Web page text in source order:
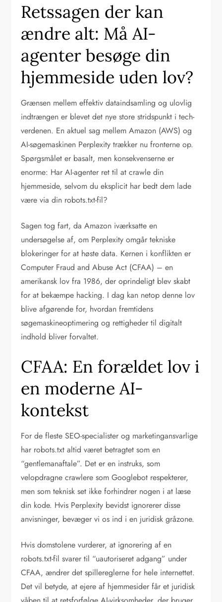
Retssagen der kan
ændre alt: Må AI-
agenter besøge din
hjemmeside uden lov?
Grænsen mellem effektiv dataindsamling og ulovlig
indtrængen er blevet det nye store stridspunkt i tech-
verdenen. En aktuel sag mellem Amazon (AWS) og
AI-søgemaskinen Perplexity trækker nu fronterne op.
Spørgsmålet er basalt, men konsekvenserne er
enorme: Har AI-agenter ret til at crawle din
hjemmeside, selvom du eksplicit har bedt dem lade
være via din robots.txt-fil?
Sagen tog fart, da Amazon iværksatte en
undersøgelse af, om Perplexity omgår tekniske
blokeringer for at høste data. Kernen i konflikten er
Computer Fraud and Abuse Act (CFAA) – en
amerikansk lov fra 1986, der oprindeligt blev skabt
for at bekæmpe hacking. I dag kan netop denne lov
blive afgørende for, hvordan fremtidens
søgemaskineoptimering og rettigheder til digitalt
indhold bliver forvaltet.
CFAA: En forældet lov i
en moderne AI-
kontekst
For de fleste SEO-specialister og marketingansvarlige
har robots.txt altid været betragtet som en
“gentlemanaftale”. Det er en instruks, som
velopdragne crawlere som Googlebot respekterer,
men som teknisk set ikke forhindrer nogen i at læse
din kode. Hvis Perplexity bevidst ignorerer disse
anvisninger, bevæger vi os ind i en juridisk gråzone.
Hvis domstolene vurderer, at ignorering af en
robots.txt-fil svarer til “uautoriseret adgang” under
CFAA, ændrer det spillereglerne for hele internettet.
Det vil betyde, at ejere af hjemmesider får et juridisk